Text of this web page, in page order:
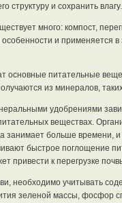
структуру и сохранить влагу.
много: компост,
и применяется
основные питательные
из минералов, таких
удобрениями
веществах.
занимает больше времени,
быстрое поглощение
привести к перегрузке
необходимо учитывать
зеленой массы, фосфор